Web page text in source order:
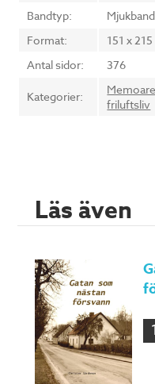
Bandtyp:
Mjukband
Format:
151 x 215
Antal sidor:
376
Kategorier:
friluftsliv
Läs även